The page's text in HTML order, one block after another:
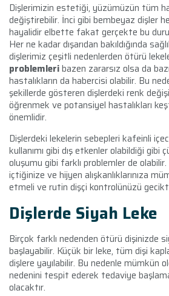
Dişlerimizin estetiği, yüzümüzün tüm
değiştirebilir. İnci gibi bembeyaz dişler
hayalidir elbette fakat gerçekte bu
Her ne kadar dışarıdan bakıldığında
dişlerimiz çeşitli nedenlerden ötürü
problemleribazen zararsız olsa da
hastalıkların da habercisi olabilir. Bu
şekillerde gösteren dişlerdeki renk
öğrenmek ve potansiyel hastalıkları
önemlidir.
Dişlerdeki lekelerin sebepleri kafeinli
kullanımı gibi dış etkenler olabildiği
oluşumu gibi farklı problemler de
içtiğinize ve hijyen alışkanlıklarınıza
etmeli ve rutin dişçi kontrolünüzü
Dişlerde Siyah Leke
Birçok farklı nedenden ötürü dişinizde
başlayabilir. Küçük bir leke, tüm dişi
dişlere yayılabilir. Bu nedenle mümkün
nedenini tespit ederek tedaviye
olacaktır.